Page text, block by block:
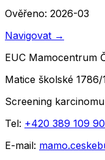
Ověřeno: 2026-03
Navigovat →
EUC Mamocentrum
Matice školské 1786/
Screening
Tel: +420 389 109
E-mail: